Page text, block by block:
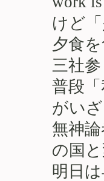
けど
夕食
三社
普段
がい
無神
の国
明日